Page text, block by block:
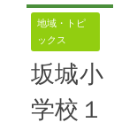
料理処・萱で
授賞式が行わ
れ、大賞には
岐阜県の高橋
周平さんが
地域・トピ
ックス
坂城小
学校１